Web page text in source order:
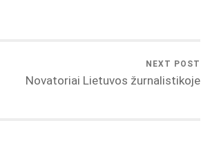
NEXT POST
Novatoriai Lietuvos žurnalistikoje